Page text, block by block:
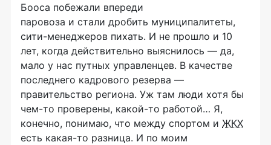
Бооса побежали впереди
паровоза и стали дробить муниципалитеты,
сити-менеджеров пихать. И не прошло и 10
лет, когда действительно выяснилось — да,
мало у нас путных управленцев. В качестве
последнего кадрового резерва —
правительство региона. Уж там люди хотя бы
чем-то проверены, какой-то работой… Я,
конечно, понимаю, что между спортом и ЖКХ
есть какая-то разница. И по моим